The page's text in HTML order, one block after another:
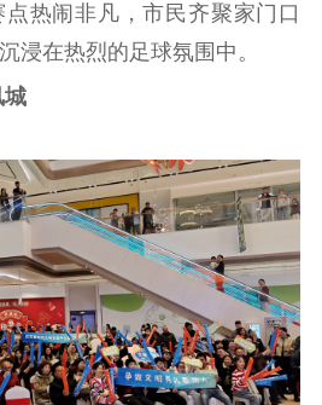
热闹非凡，市民齐聚家门口
浸在热烈的足球氛围中。